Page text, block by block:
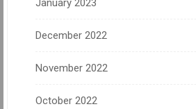
January 2023
December 2022
November 2022
October 2022